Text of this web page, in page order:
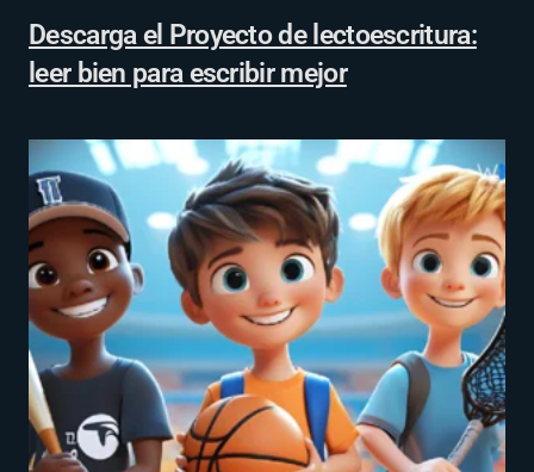
Descarga el Proyecto de lectoescritura:
leer bien para escribir mejor